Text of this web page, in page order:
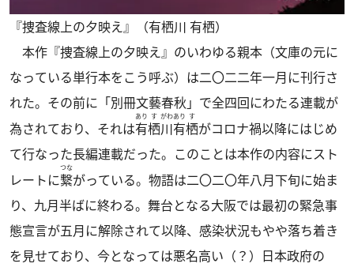
『捜査線上の夕映え』（有栖川 有栖）
本作『捜査線上の夕映え』のいわゆる親本（文庫の元に
なっている単行本をこう呼ぶ）は二〇二二年一月に刊行さ
れた。その前に「別冊文藝春秋」で全四回にわたる連載が
為されており、それは有
あり
栖
す
川
がわ
有
あり
栖
す
がコロナ禍以降にはじめ
て行なった長編連載だった。このことは本作の内容にスト
レートに繋
つな
がっている。物語は二〇二〇年八月下旬に始ま
り、九月半ばに終わる。舞台となる大阪では最初の緊急事
態宣言が五月に解除されて以降、感染状況もやや落ち着き
を見せており、今となっては悪名高い（？）日本政府の